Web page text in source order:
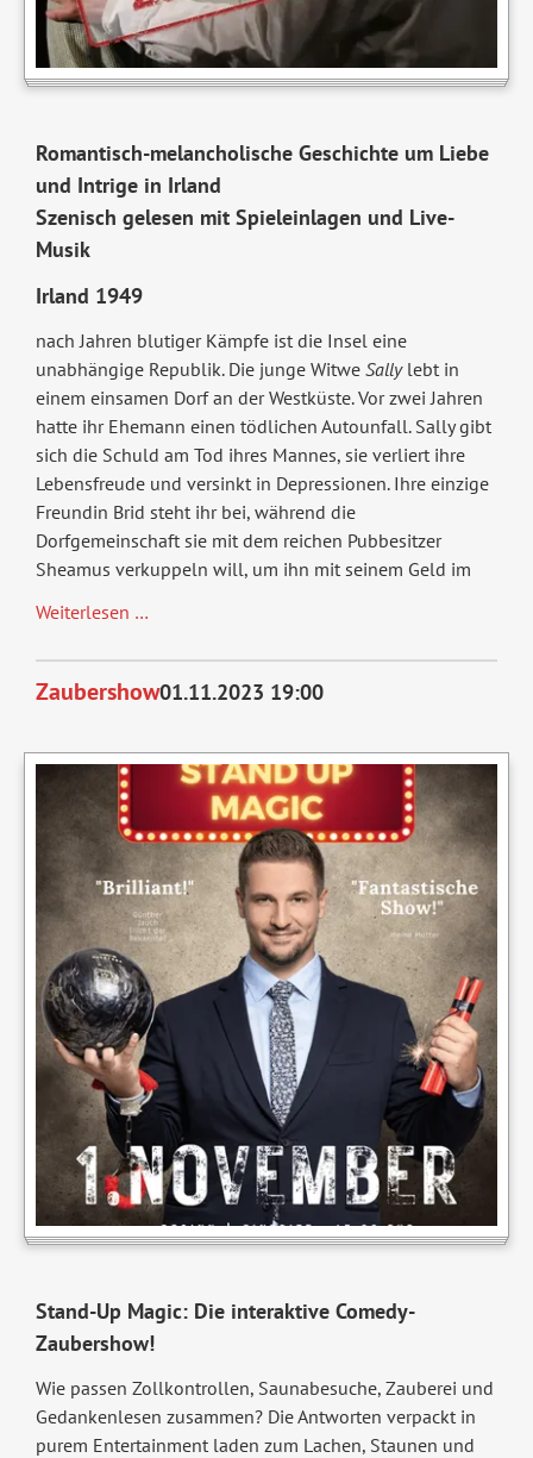
Romantisch-melancholische Geschichte um Liebe
und Intrige in Irland
Szenisch gelesen mit Spieleinlagen und Live-
Musik
Irland 1949
nach Jahren blutiger Kämpfe ist die Insel eine
unabhängige Republik. Die junge Witwe Sallylebt in
einem einsamen Dorf an der Westküste. Vor zwei Jahren
hatte ihr Ehemann einen tödlichen Autounfall. Sally gibt
sich die Schuld am Tod ihres Mannes, sie verliert ihre
Lebensfreude und versinkt in Depressionen. Ihre einzige
Freundin Brid steht ihr bei, während die
Dorfgemeinschaft sie mit dem reichen Pubbesitzer
Sheamus verkuppeln will, um ihn mit seinem Geld im
Weiterlesen …
Zaubershow01.11.2023 19:00
Stand-Up Magic: Die interaktive Comedy-
Zaubershow!
Wie passen Zollkontrollen, Saunabesuche, Zauberei und
Gedankenlesen zusammen? Die Antworten verpackt in
purem Entertainment laden zum Lachen, Staunen und